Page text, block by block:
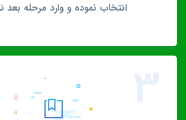
انتخاب نموده و وارد مرحله بعد